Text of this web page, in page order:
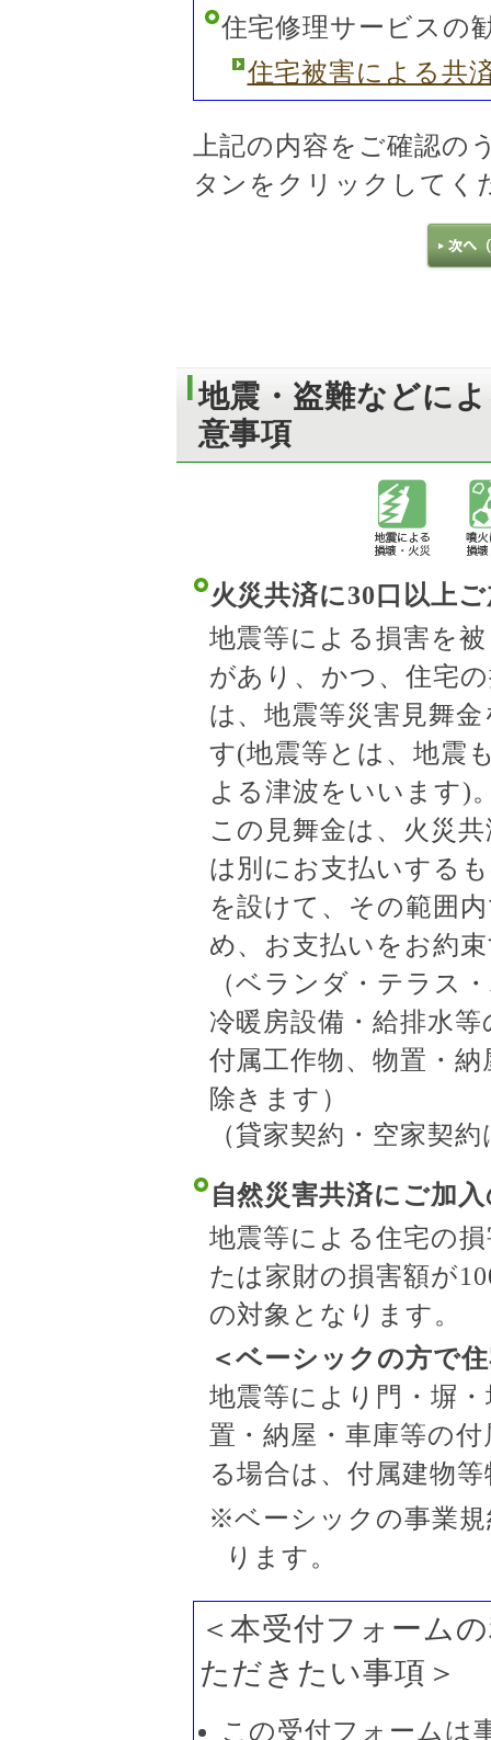
住宅修理サービスの
住宅被害による共
上記の内容をご確認の
タンをクリックしてく
地震・盗難などに
意事項
火災共済に30口以上
地震等による損害を
があり、かつ、住宅
は、地震等災害見舞
す(地震等とは、地震
よる津波をいいます)
この見舞金は、火災
は別にお支払いする
を設けて、その範囲
め、お支払いをお約
（ベランダ・テラス
冷暖房設備・給排水
付属工作物、物置・
除きます）
（貸家契約・空家契
自然災害共済にご加
地震等による住宅の
たは家財の損害額が
の対象となります。
＜ベーシックの方で
地震等により門・塀
置・納屋・車庫等の
る場合は、付属建物
※ベーシックの事業
ります。
＜本受付フォーム
ただきたい事項＞
この受付フォームは